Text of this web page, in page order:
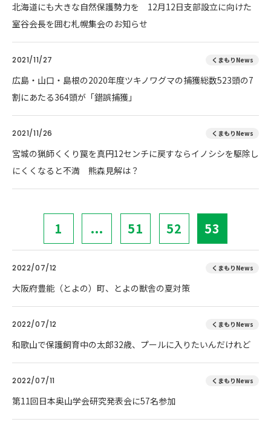
北海道にも大きな自然保護勢力を 12月12日支部設立に向けた
室谷会長を囲む札幌集会のお知らせ
2021/11/27 くまもりNews
広島・山口・島根の2020年度ツキノワグマの捕獲総数523頭の7
割にあたる364頭が「錯誤捕獲」
2021/11/26 くまもりNews
宮城の猟師くくり罠を真円12センチに戻すならイノシシを駆除し
にくくなると不満 熊森見解は？
1 ... 51 52 53
2022/07/12 くまもりNews
大阪府豊能（とよの）町、とよの獣舎の夏対策
2022/07/12 くまもりNews
和歌山で保護飼育中の太郎32歳、プールに入りたいんだけれど
2022/07/11 くまもりNews
第11回日本奥山学会研究発表会に57名参加